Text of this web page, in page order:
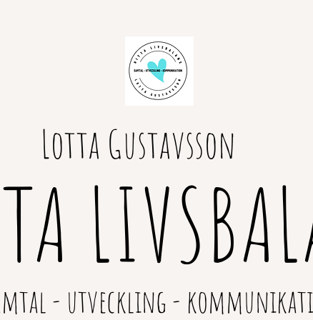
- utveckling -
Lotta Gustavsson